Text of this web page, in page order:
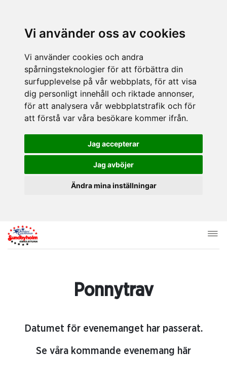
Vi använder oss av cookies
Vi använder cookies och andra
spårningsteknologier för att förbättra din
surfupplevelse på vår webbplats, för att visa
dig personligt innehåll och riktade annonser,
för att analysera vår webbplatstrafik och för
att förstå var våra besökare kommer ifrån.
Jag accepterar
Jag avböjer
Ändra mina inställningar
Ponnytrav
Datumet för evenemanget har passerat.
Se våra kommande evenemang här